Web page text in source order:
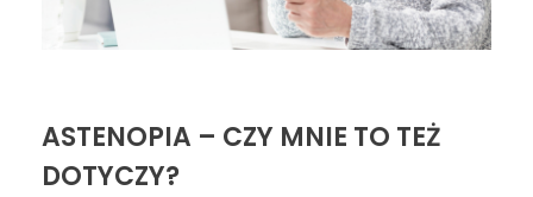
ASTENOPIA – CZY MNIE TO TEŻ
DOTYCZY?